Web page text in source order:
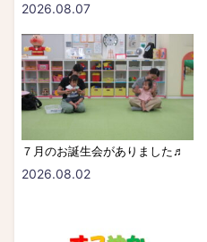
2026.08.07
７月のお誕生会がありました♬
2026.08.02